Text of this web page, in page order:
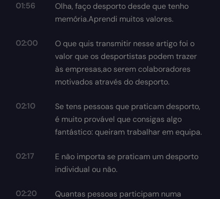
01:56
Olha, faço desporto desde que tenho
memória.Aprendi muitos valores.
02:00
O que quis transmitir nesse artigo foi o
valor que os desportistas podem trazer
às empresas,ao serem colaboradores
motivados através do desporto.
02:10
Se tens pessoas que praticam desporto,
é muito provável que consigas algo
fantástico: queiram trabalhar em equipa.
02:17
E não importa se praticam um desporto
individual ou não.
02:20 Quantas pessoas participam numa